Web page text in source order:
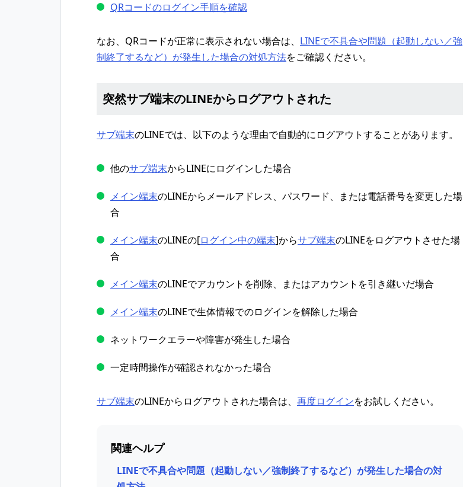
QRコードのログイン手順を確認
なお、QRコードが正常に表示されない場合は、 LINEで不具合や問題（起動しない／強
制終了するなど）が発生した場合の対処方法をご確認ください。
突然サブ端末のLINEからログアウトされた
サブ端末のLINEでは、以下のような理由で自動的にログアウトすることがあります。
他のサブ端末からLINEにログインした場合
メイン端末のLINEからメールアドレス、パスワード、または電話番号を変更した場
合
メイン端末のLINEの[ログイン中の端末]からサブ端末のLINEをログアウトさせた場
合
メイン端末のLINEでアカウントを削除、またはアカウントを引き継いだ場合
メイン端末のLINEで生体情報でのログインを解除した場合
ネットワークエラーや障害が発生した場合
一定時間操作が確認されなかった場合
サブ端末のLINEからログアウトされた場合は、 再度ログインをお試しください。
関連ヘルプ
LINEで不具合や問題（起動しない／強制終了するなど）が発生した場合の対